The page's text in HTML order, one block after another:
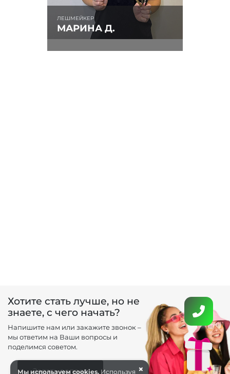
ЛЕШМЕЙКЕР
МАРИНА Д.
Хотите стать лучше, но не
знаете, с чего начать?
Напишите нам или закажите звонок –
мы ответим на Ваши вопросы и
поделимся советом.
Задать вопрос ×
Мы используем cookies. Используя